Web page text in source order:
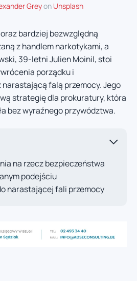
Greyon Unsplash
bardziej bezwzględną
z handlem narkotykami, a
39-letni Julien Moinil, stoi
porządku i
falą przemocy. Jego
strategię dla prokuratury, która
bez wyraźnego przywództwa.
na rzecz bezpieczeństwa
podejściu
narastającej fali przemocy